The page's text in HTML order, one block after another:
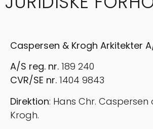
Caspersen & Krogh Arkitekter
A/S reg. nr. 189 240
CVR/SE nr. 1404 9843
Direktion: Hans Chr. Caspersen
Krogh.